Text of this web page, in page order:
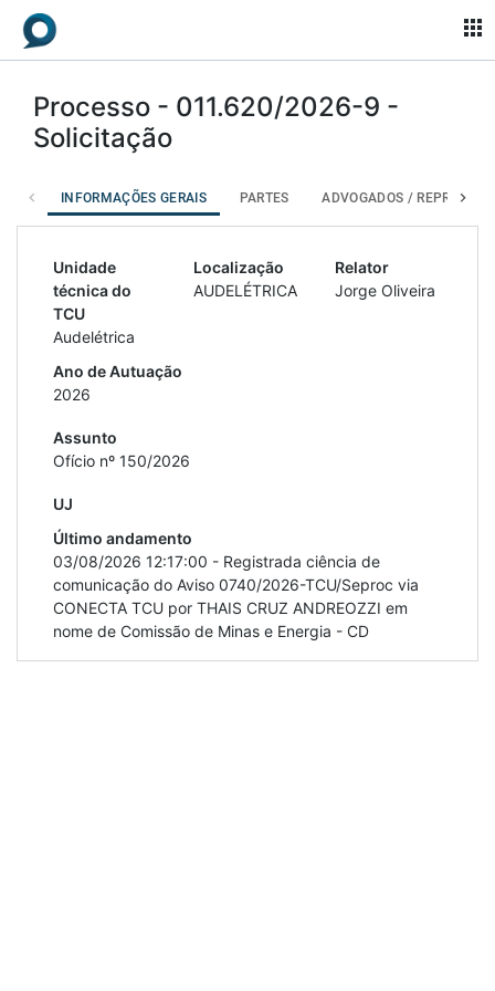
apps
Processo - 011.620/2026-9 -
Solicitação
INFORMAÇÕES GERAIS PARTES ADVOGADOS / REPR.
Unidade
técnica do
TCU
Audelétrica
Localização
AUDELÉTRICA
Relator
Jorge Oliveira
Ano de Autuação
2026
Assunto
Ofício nº 150/2026
UJ
Último andamento
03/08/2026 12:17:00 - Registrada ciência de
comunicação do Aviso 0740/2026-TCU/Seproc via
CONECTA TCU por THAIS CRUZ ANDREOZZI em
nome de Comissão de Minas e Energia - CD